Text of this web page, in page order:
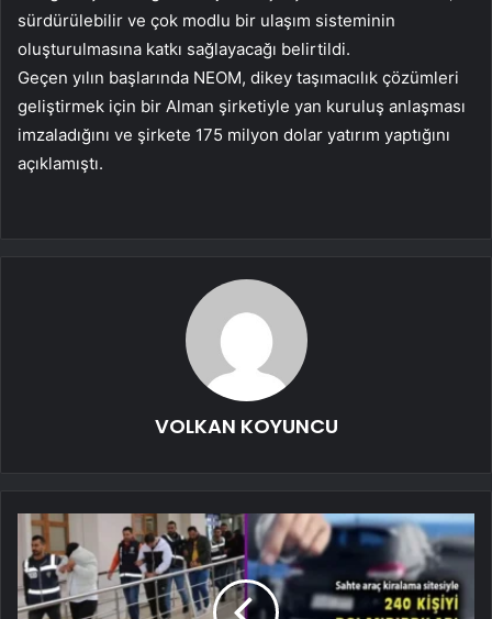
sürdürülebilir ve çok modlu bir ulaşım sisteminin
oluşturulmasına katkı sağlayacağı belirtildi.
Geçen yılın başlarında NEOM, dikey taşımacılık çözümleri
geliştirmek için bir Alman şirketiyle yan kuruluş anlaşması
imzaladığını ve şirkete 175 milyon dolar yatırım yaptığını
açıklamıştı.
VOLKAN KOYUNCU